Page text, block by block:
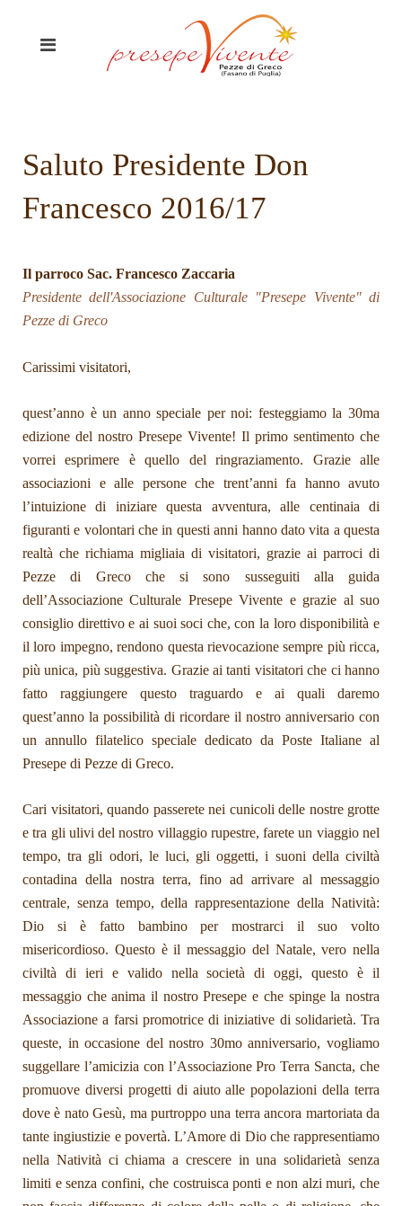
Saluto Presidente Don
Francesco 2016/17
Il parroco Sac. Francesco Zaccaria
Presidente dell'Associazione Culturale "Presepe Vivente" di
Pezze di Greco
Carissimi visitatori,
quest’anno è un anno speciale per noi: festeggiamo la 30ma
edizione del nostro Presepe Vivente! Il primo sentimento che
vorrei esprimere è quello del ringraziamento. Grazie alle
associazioni e alle persone che trent’anni fa hanno avuto
l’intuizione di iniziare questa avventura, alle centinaia di
figuranti e volontari che in questi anni hanno dato vita a questa
realtà che richiama migliaia di visitatori, grazie ai parroci di
Pezze di Greco che si sono susseguiti alla guida
dell’Associazione Culturale Presepe Vivente e grazie al suo
consiglio direttivo e ai suoi soci che, con la loro disponibilità e
il loro impegno, rendono questa rievocazione sempre più ricca,
più unica, più suggestiva. Grazie ai tanti visitatori che ci hanno
fatto raggiungere questo traguardo e ai quali daremo
quest’anno la possibilità di ricordare il nostro anniversario con
un annullo filatelico speciale dedicato da Poste Italiane al
Presepe di Pezze di Greco.
Cari visitatori, quando passerete nei cunicoli delle nostre grotte
e tra gli ulivi del nostro villaggio rupestre, farete un viaggio nel
tempo, tra gli odori, le luci, gli oggetti, i suoni della civiltà
contadina della nostra terra, fino ad arrivare al messaggio
centrale, senza tempo, della rappresentazione della Natività:
Dio si è fatto bambino per mostrarci il suo volto
misericordioso. Questo è il messaggio del Natale, vero nella
civiltà di ieri e valido nella società di oggi, questo è il
messaggio che anima il nostro Presepe e che spinge la nostra
Associazione a farsi promotrice di iniziative di solidarietà. Tra
queste, in occasione del nostro 30mo anniversario, vogliamo
suggellare l’amicizia con l’Associazione Pro Terra Sancta, che
promuove diversi progetti di aiuto alle popolazioni della terra
dove è nato Gesù, ma purtroppo una terra ancora martoriata da
tante ingiustizie e povertà. L’Amore di Dio che rappresentiamo
nella Natività ci chiama a crescere in una solidarietà senza
limiti e senza confini, che costruisca ponti e non alzi muri, che